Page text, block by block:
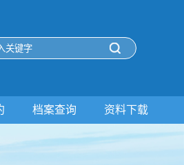
档案查询 资料下载